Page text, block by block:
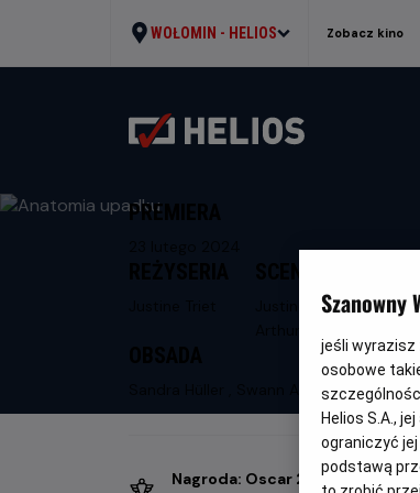
WOŁOMIN - HELIOS Zobacz kino
PREMIERA
Justine Triet,
Sandra Hüller , Swann Arlaud
Nagroda: Oscar 2024
Szanowny
jeśli wyrazisz
osobowe
Helios S.A.,
ograniczyć
podstawą